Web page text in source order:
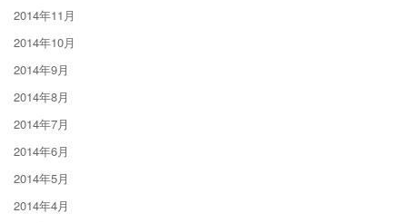
2014年11月
2014年10月
2014年9月
2014年8月
2014年7月
2014年6月
2014年5月
2014年4月